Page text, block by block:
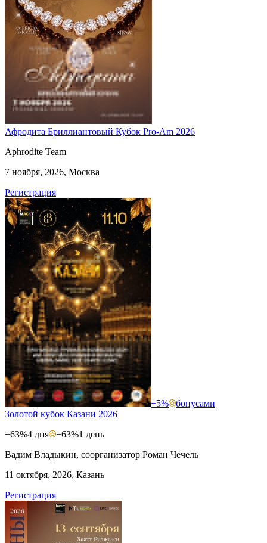
Афродита Бриллиантовый Кубок Pro-Am 2026
Aphrodite Team
7 ноября, 2026, Москва
Регистрация
−5%
бонусами
Золотой кубок Казани 2026
−63%4 дня −63%1 день
Вадим Владыкин, соорганизатор Роман Чечель
11 октября, 2026, Казань
Регистрация